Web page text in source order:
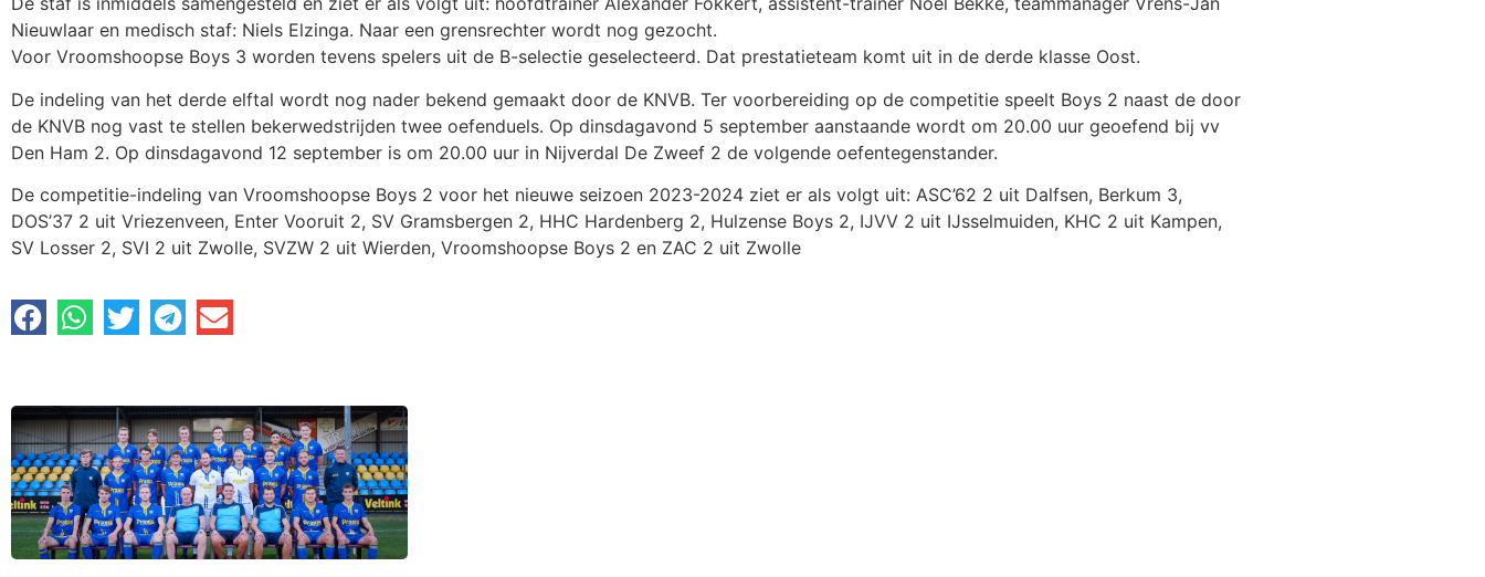
Nieuwlaar en medisch staf: Niels Elzinga. Naar een grensrechter wordt nog gezocht.
Voor Vroomshoopse Boys 3 worden tevens spelers uit de B-selectie geselecteerd. Dat prestatieteam komt uit in de derde klasse Oost.
De indeling van het derde elftal wordt nog nader bekend gemaakt door de KNVB. Ter voorbereiding op de competitie speelt Boys 2 naast de door
de KNVB nog vast te stellen bekerwedstrijden twee oefenduels. Op dinsdagavond 5 september aanstaande wordt om 20.00 uur geoefend bij vv
Den Ham 2. Op dinsdagavond 12 september is om 20.00 uur in Nijverdal De Zweef 2 de volgende oefentegenstander.
De competitie-indeling van Vroomshoopse Boys 2 voor het nieuwe seizoen 2023-2024 ziet er als volgt uit: ASC’62 2 uit Dalfsen, Berkum 3,
DOS’37 2 uit Vriezenveen, Enter Vooruit 2, SV Gramsbergen 2, HHC Hardenberg 2, Hulzense Boys 2, IJVV 2 uit IJsselmuiden, KHC 2 uit Kampen,
SV Losser 2, SVI 2 uit Zwolle, SVZW 2 uit Wierden, Vroomshoopse Boys 2 en ZAC 2 uit Zwolle